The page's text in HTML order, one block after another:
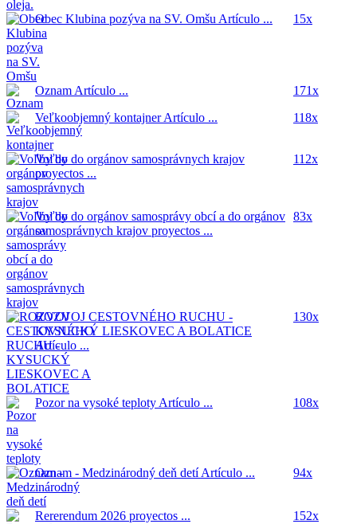
Obec Klubina pozýva na SV. Omšu Artículo ... 15x
Oznam Artículo ...
171x
Veľkoobjemný kontajnerArtículo ... 118x
Voľby do orgánov samosprávnych krajov
proyectos ...
112x
Voľby do orgánov samosprávy obcí a do orgánov
samosprávnych krajov proyectos ...
83x
ROZVOJ CESTOVNÉHO RUCHU -
KYSUCKÝ LIESKOVEC A BOLATICE
Artículo ...
130x
Pozor na vysoké teploty Artículo ... 108x
Oznam - Medzinárodný deň detíArtículo ... 94x
Rererendum 2026 proyectos ... 152x